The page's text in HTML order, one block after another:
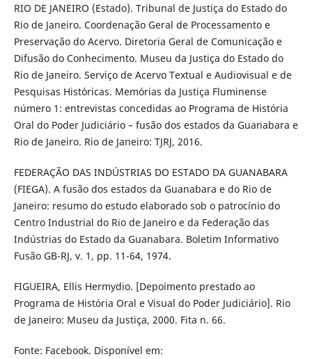
RIO DE JANEIRO (Estado). Tribunal de Justiça do Estado do
Rio de Janeiro. Coordenação Geral de Processamento e
Preservação do Acervo. Diretoria Geral de Comunicação e
Difusão do Conhecimento. Museu da Justiça do Estado do
Rio de Janeiro. Serviço de Acervo Textual e Audiovisual e de
Pesquisas Históricas. Memórias da Justiça Fluminense
número 1: entrevistas concedidas ao Programa de História
Oral do Poder Judiciário – fusão dos estados da Guanabara e
Rio de Janeiro. Rio de Janeiro: TJRJ, 2016.
FEDERAÇÃO DAS INDÚSTRIAS DO ESTADO DA GUANABARA
(FIEGA). A fusão dos estados da Guanabara e do Rio de
Janeiro: resumo do estudo elaborado sob o patrocínio do
Centro Industrial do Rio de Janeiro e da Federação das
Indústrias do Estado da Guanabara. Boletim Informativo
Fusão GB-RJ, v. 1, pp. 11-64, 1974.
FIGUEIRA, Ellis Hermydio. [Depoimento prestado ao
Programa de História Oral e Visual do Poder Judiciário]. Rio
de Janeiro: Museu da Justiça, 2000. Fita n. 66.
Fonte: Facebook. Disponível em: